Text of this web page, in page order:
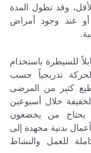
وقد تطول المدة
عند وجود أمراض
للسيطرة باستخدام
تدريجياً حسب
كثير من المرضى
خلال أسبوعين
يحتاج من يخضعون
بدنية مجهدة إلى
للعمل والنشاط